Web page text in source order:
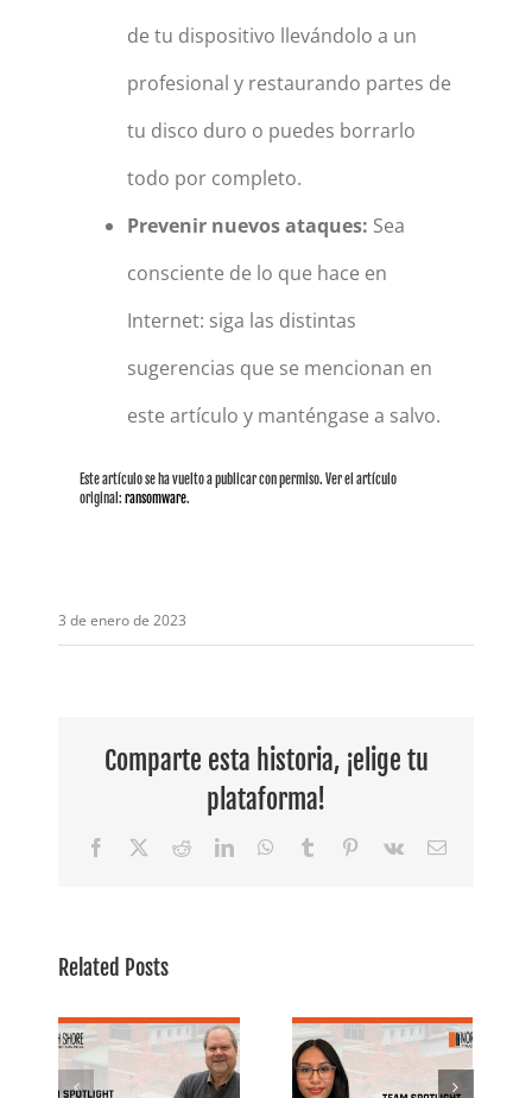
de tu dispositivo llevándolo a un
profesional y restaurando partes de
tu disco duro o puedes borrarlo
todo por completo.
Prevenir nuevos ataques: Sea
consciente de lo que hace en
Internet: siga las distintas
sugerencias que se mencionan en
este artículo y manténgase a salvo.
Este artículo se ha vuelto a publicar con permiso. Ver el artículo
original: ransomware.
3 de enero de 2023
Comparte esta historia, ¡elige tu
plataforma!
Facebook RedditLinkedInWhatsApp
Tumblr Pinterest
Vk Email
Related Postsdestacada:
Ariana,
especialista
equipo:
Andrea,